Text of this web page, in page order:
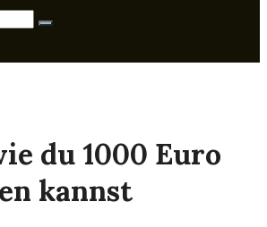
du 1000 Euro
kannst